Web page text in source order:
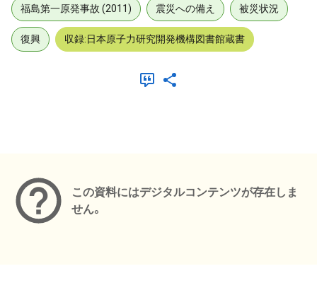
福島第一原発事故 (2011) 震災への備え 被災状況
復興 収録:日本原子力研究開発機構図書館蔵書
この資料にはデジタルコンテンツが存在しま
せん。